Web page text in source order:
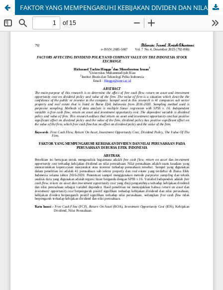
FAKTOR YANG MEMPENGARUHI KEBIJAKAN DIVIDEN DAN NILAI PERUSAHAAN PADA PERUSAHAAN DI BURSA EFEK INDONESIA